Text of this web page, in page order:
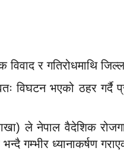
र गतिरोधमाथि
विघटन भएको ठहर
ले नेपाल वैदेशिक
गम्भीर ध्यानाकर्षण